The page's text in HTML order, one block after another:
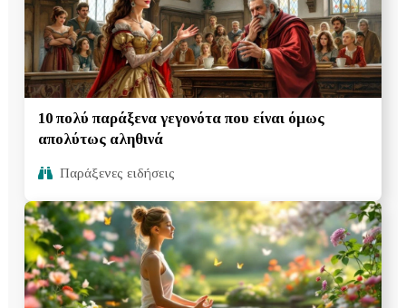
10 πολύ παράξενα γεγονότα που είναι όμως
απολύτως αληθινά
Παράξενες ειδήσεις